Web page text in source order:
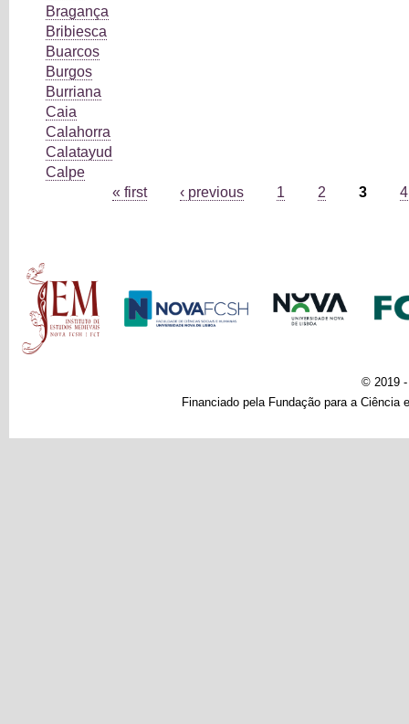
Bragança
Bribiesca
Buarcos
Burgos
Burriana
Caia
Calahorra
Calatayud
Calpe
« first ‹ previous 1 2 3 4
Main menu
© 2019 -
Financiado pela Fundação para a Ciência